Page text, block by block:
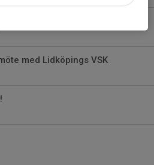
med Lidköpings VSK